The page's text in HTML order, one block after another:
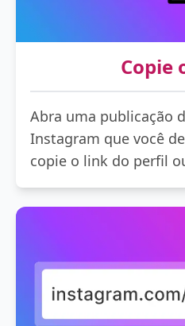
Copie
Abra uma publicação
Instagram que você
copie o link do perfil